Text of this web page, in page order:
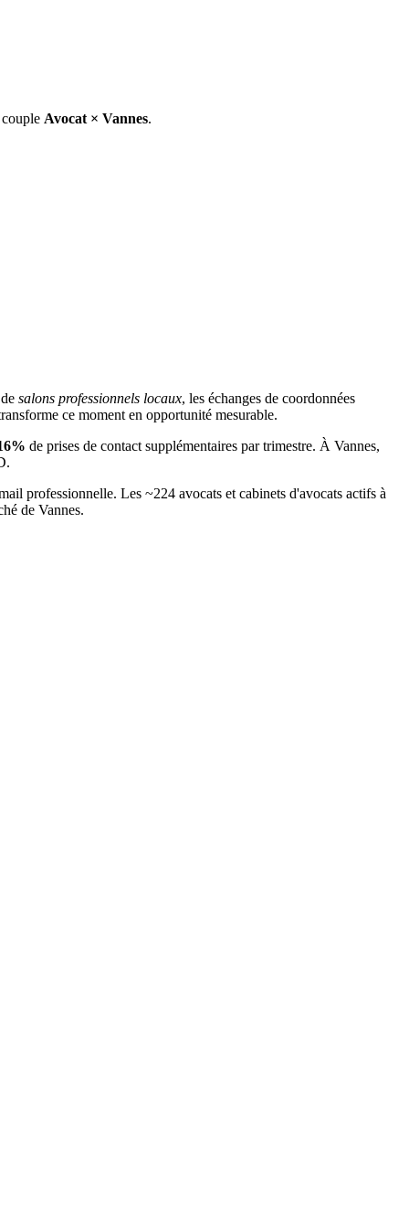
Avocat × Vannes.
salons professionnels locaux, les échanges de coordonnées
ce moment en opportunité mesurable.
% de prises de contact supplémentaires par trimestre. À Vannes,
professionnelle. Les ~224 avocats et cabinets d'avocats actifs à
de Vannes.